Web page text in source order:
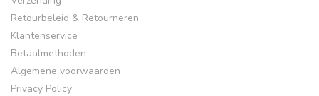
Retourbeleid & Retourneren
Klantenservice
Betaalmethoden
Algemene voorwaarden
Privacy Policy